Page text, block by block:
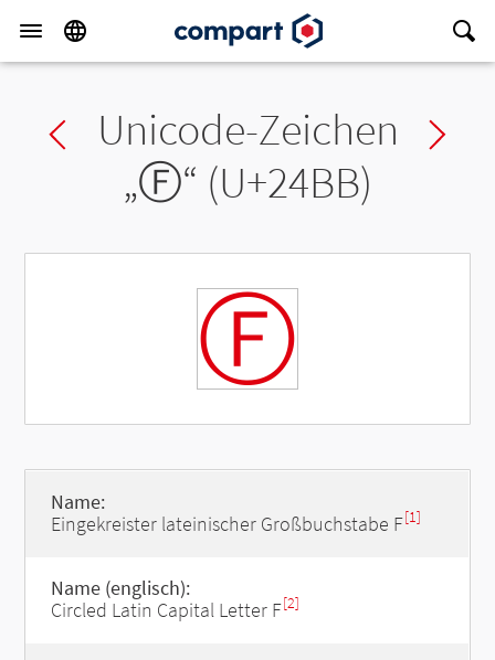
Previous char
Unicode-Zeichen
„Ⓕ“ (U+24BB)
Ⓕ
Name:
Eingekreister lateinischer Großbuchstabe F[1]
Name (englisch):
Circled Latin Capital Letter F[2]